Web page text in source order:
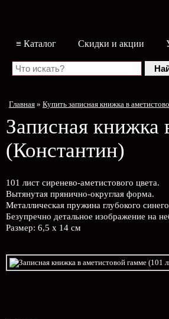
≡ Каталог Скидки и акции
Главная » Купить записная книжка в
Записная книжка
(Константин)
101 лист сиренево-аметистового цвета.
Вытянутая прянично-округлая форма.
Металлическая пружина глубокого
Безупречно детальное изображение на
Размер: 6,5 х 14 см